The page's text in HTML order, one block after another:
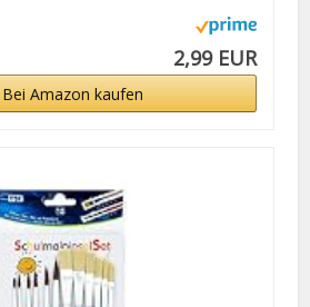
2,99 EUR
Bei Amazon kaufen